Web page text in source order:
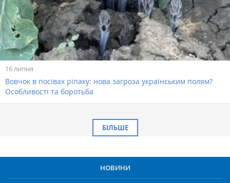
16 липня
Вовчок в посівах ріпаку: нова загроза українським полям?
Особливості та боротьба
БІЛЬШЕ
НОВИНИ